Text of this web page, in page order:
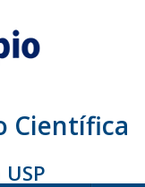
Científica